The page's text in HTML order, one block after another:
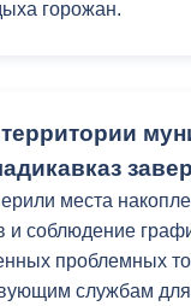
горожан.
места
и соблюдение
проблемных
службам